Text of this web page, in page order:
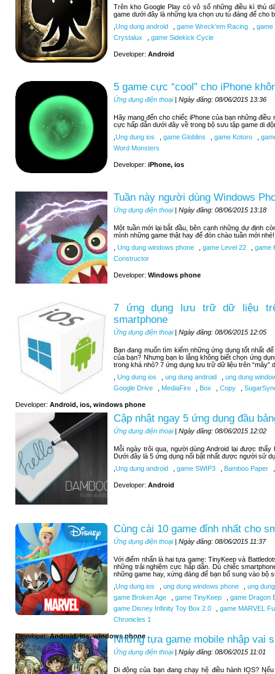
Trên kho Google Play có vô số những điều kì thú
game dưới đây là những lựa chọn ưu tú đáng để cho
Ung dung android game Wreck’em Racing
game
Crystalux
game Sidekick Cycle
Developer: Android
5 game cực “cool” cho iPhone
Ứng dụng điện thoại| Ngày đăng: 08/06/2015 13:36
Hãy mang đến cho chiếc iPhone của bạn những
cực hấp dẫn dưới đây về trong bộ sưu tập game di
Ung dung ios game Globlins game Kotoro
Word Monsters
Developer: iPhone, ios
Tuần này người dùng Windows
Ứng dụng điện thoại| Ngày đăng: 08/06/2015 13:18
Một tuần mới lại bắt đầu, bên cạnh những dự định
mình những game thật hay để đón chào tuần mới nhé!
Ung dung windows phone game Level 22
game
Constructor
Developer: Windows phone
7 ứng dụng lưu trữ dữ liệu
smartphone
Ứng dụng điện thoại| Ngày đăng: 08/06/2015 12:05
Bạn đang muốn tìm kiếm những ứng dụng tốt nhất
của bạn? Nhưng bạn lo lắng không biết chọn ứng
trong khá nhỏ? 7 ứng dụng lưu trữ dữ liệu trên “mây”
Ung dung ios ung dung android
ung dung
Google Drive
MediaFire Box Copy
Developer: Android, ios, windows phone
Cập nhật ngay 5 ứng dụng đầu
Ứng dụng điện thoại| Ngày đăng: 08/06/2015 12:02
Mỗi ngày trôi qua, người dùng Android lại được
Dưới đây là 5 ứng dụng nổi bật nhất được người sử
Ung dung android game SWIP3 Bamboo Paper
Developer: Android
Cùng cài 10 game đỉnh nhất cho
Ứng dụng điện thoại| Ngày đăng: 08/06/2015 11:37
Với điểm nhấn là hai tựa game: TinyKeep và
những trải nghiệm cực hấp dẫn. Dù chiếc
những game hay, xứng đáng để bạn bổ sung vào bộ
Ung dung ios ung dung windows phone
ung
game Broken Age
game TinyKeep
game Dragon
game Disney Infinity Toy Box 2.0
game MARVEL
Chronicles 1
Developer:Android, ios, windows phoneNhững tựa game mobile nhập vai
Ứng dụng điện thoại| Ngày đăng: 08/06/2015 11:01
Di động của bạn đang chạy hệ điều hành IOS?